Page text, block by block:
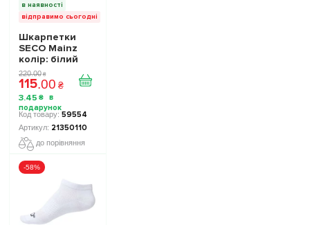
в наявності
відправимо сьогодні
Шкарпетки
SECO Mainz
колір: білий
220.00 ₴
115.00 ₴
3.45 ₴
59554
21350110
до порівняння
-58%